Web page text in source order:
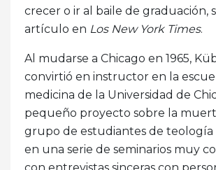
crecer o ir al baile de graduación,
artículo en Los New York Times.
Al mudarse a Chicago en 1965,
convirtió en instructor en la
medicina de la Universidad de
pequeño proyecto sobre la
grupo de estudiantes de teología
en una serie de seminarios muy